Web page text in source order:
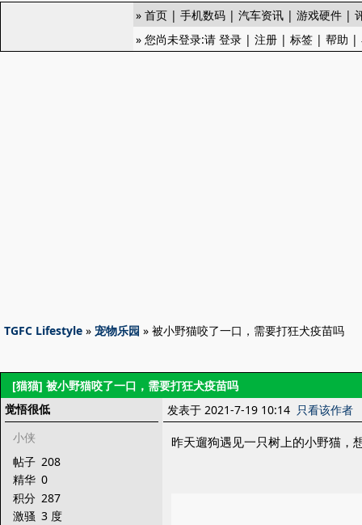
» 首页 | 手机数码 | 汽车资讯 | 游戏硬件 |
» 您尚未登录:请 登录 | 注册 | 标签 | 帮助 |
TGFC Lifestyle » 宠物乐园 » 被小野猫咬了一口，需要打狂犬疫苗吗
[猫猫] 被小野猫咬了一口，需要打狂犬疫苗吗
觉悟很低
小侠
帖子 208
精华 0
积分 287
激骚 3 度
发表于 2021-7-19 10:14 只看该作者
昨天遛狗遇见一只树上的小野猫，